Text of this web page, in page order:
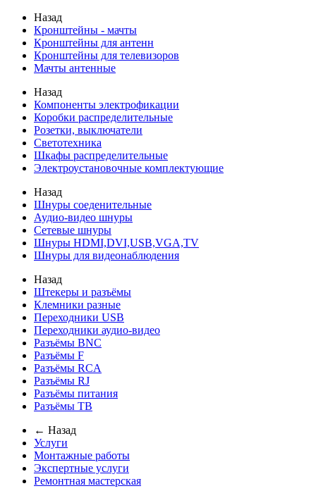
Назад
Кронштейны - мачты
Кронштейны для антенн
Кронштейны для телевизоров
Мачты антенные
Назад
Компоненты электрофикации
Коробки распределительные
Розетки, выключатели
Светотехника
Шкафы распределительные
Электроустановочные комплектующие
Назад
Шнуры соеденительные
Аудио-видео шнуры
Сетевые шнуры
Шнуры HDMI,DVI,USB,VGA,TV
Шнуры для видеонаблюдения
Назад
Штекеры и разъёмы
Клемники разные
Переходники USB
Переходники аудио-видео
Разъёмы BNC
Разъёмы F
Разъёмы RCA
Разъёмы RJ
Разъёмы питания
Разъёмы ТВ
← Назад
Услуги
Монтажные работы
Экспертные услуги
Ремонтная мастерская